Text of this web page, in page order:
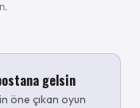
gelsin
öne çıkan oyun